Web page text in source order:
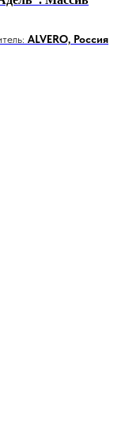
ALVERO, Россия